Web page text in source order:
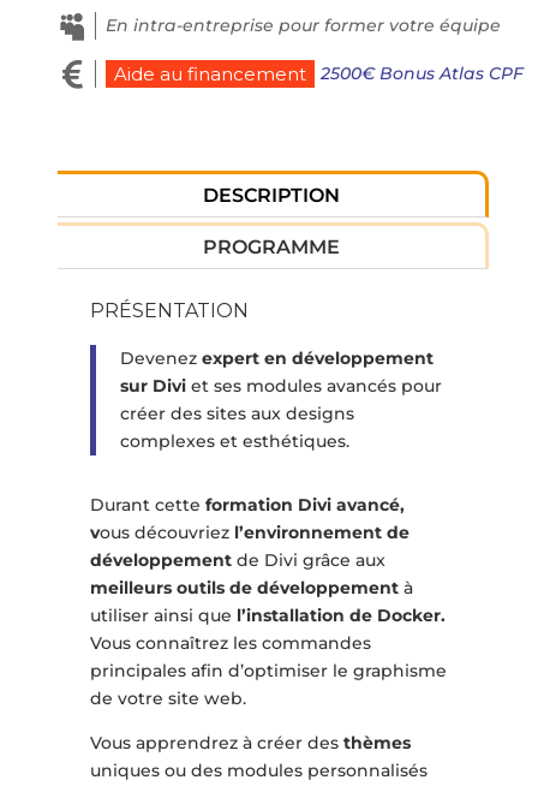
 En intra-entreprise pour former votre équipe
 Aide au financement 2500€ Bonus Atlas CPF
DESCRIPTION
PROGRAMME
PRÉSENTATION
Devenez expert en développement
sur Diviet ses modules avancés pour
créer des sites aux designs
complexes et esthétiques.
Durant cette formation Divi avancé,
vous découvriez l’environnement de
développement de Divi grâce aux
meilleurs outils de développement à
utiliser ainsi que l’installation de Docker.
Vous connaîtrez les commandes
principales afin d’optimiser le graphisme
de votre site web.
Vous apprendrez à créer des thèmes
uniques ou des modules personnalisés